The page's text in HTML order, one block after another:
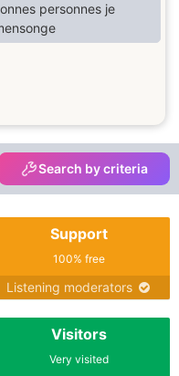
personnes je
Search by criteria
Support
100% free
Listening moderators
Visitors
Very visited